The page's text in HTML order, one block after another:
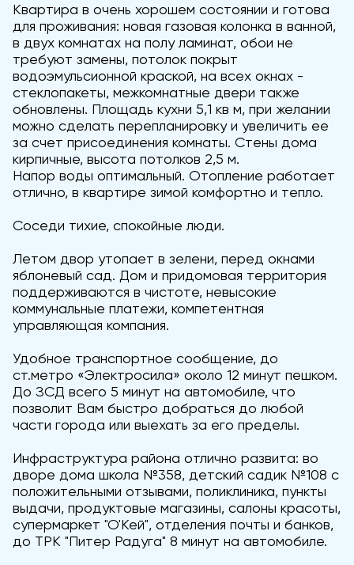
Квартира в очень хорошем состоянии и готова
для проживания: новая газовая колонка в ванной,
в двух комнатах на полу ламинат, обои не
требуют замены, потолок покрыт
водоэмульсионной краской, на всех окнах -
стеклопакеты, межкомнатные двери также
обновлены. Площадь кухни 5,1 кв м, при желании
можно сделать перепланировку и увеличить ее
за счет присоединения комнаты. Стены дома
кирпичные, высота потолков 2,5 м.
Напор воды оптимальный. Отопление работает
отлично, в квартире зимой комфортно и тепло.
Соседи тихие, спокойные люди.
Летом двор утопает в зелени, перед окнами
яблоневый сад. Дом и придомовая территория
поддерживаются в чистоте, невысокие
коммунальные платежи, компетентная
управляющая компания.
Удобное транспортное сообщение, до
ст.метро «Электросила» около 12 минут пешком.
До ЗСД всего 5 минут на автомобиле, что
позволит Вам быстро добраться до любой
части города или выехать за его пределы.
Инфраструктура района отлично развита: во
дворе дома школа №358, детский садик №108 с
положительными отзывами, поликлиника, пункты
выдачи, продуктовые магазины, салоны красоты,
супермаркет "О'Кей", отделения почты и банков,
до ТРК "Питер Радуга" 8 минут на автомобиле.